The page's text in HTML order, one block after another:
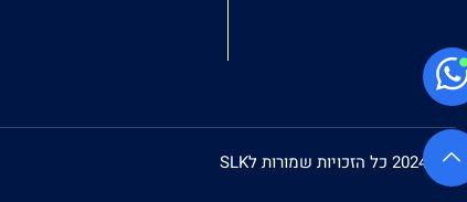
© 2024 כל הזכויות שמורות לSLK